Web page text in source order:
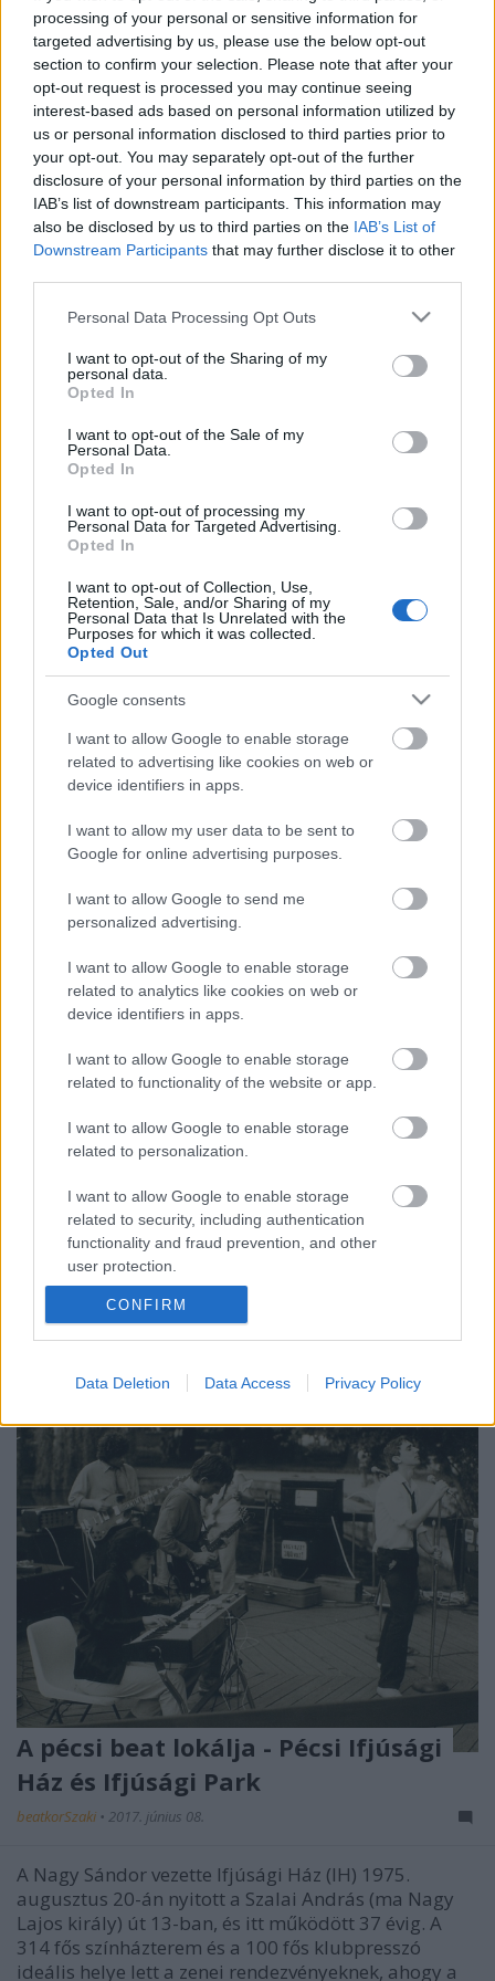
processing of your personal or sensitive information for
targeted advertising by us, please use the below opt-out
section to confirm your selection. Please note that after your
opt-out request is processed you may continue seeing
interest-based ads based on personal information utilized by
us or personal information disclosed to third parties prior to
your opt-out. You may separately opt-out of the further
disclosure of your personal information by third parties on the
IAB’s list of downstream participants. This information may
also be disclosed by us to third parties on the IAB’s List of
Downstream Participants that may further disclose it to other
Please note that this website/app uses one or more Google
not limited to your visit or usage behaviour. You may click to
grant or deny consent to Google and its third-party tags to
use your data for below specified purposes in below Google
consent section.
Personal Data Processing Opt Outs
I want to opt-out of the Sharing of my
personal data.
Opted In
I want to opt-out of the Sale of my
Personal Data.
Opted In
I want to opt-out of processing my
Personal Data for Targeted Advertising.
Opted In
I want to opt-out of Collection, Use,
Retention, Sale, and/or Sharing of my
Personal Data that Is Unrelated with the
Purposes for which it was collected.
Opted Out
Google consents
I want to allow Google to enable storage
related to advertising like cookies on web or
device identifiers in apps.
I want to allow my user data to be sent to
Google for online advertising purposes.
I want to allow Google to send me
personalized advertising.
I want to allow Google to enable storage
related to analytics like cookies on web or
device identifiers in apps.
I want to allow Google to enable storage
related to functionality of the website or app.
I want to allow Google to enable storage
related to personalization.
I want to allow Google to enable storage
related to security, including authentication
functionality and fraud prevention, and other
user protection.
CONFIRM
Data Deletion Data Access Privacy Policy
Akit a Kalapács ereje megcsapott
A hősöm és én
beatkorSzaki•2024. augusztus 26.
született srác ‒ nevezzük Krisztiánnak ‒, akit már
csecsemő korában beszippantott a zene szeretete.
Pechjére, apja leginkább Deep Purple-t, Led
Zeppelint és Uriah Heepet hallgatott a húsz
négyzetméteres garzonjukban, így az anyatej mellett
csak hard…
Mégsem kell gyógyszer a
metálkoncertekhez!
„Hogyha hallom én, minden az enyém” –
koncerttörténetek
beatkorSzaki•2021. január 19.
Életem első koncertélménye egy akkoriban
Magyarországon feltörekvő divatos zenei
irányzathoz, a heavy metalhoz köthető. Már 11
évesen hallgattam a „fekete bárányok” kalóz-, illetve
hivatalos műsoros kazettáit a tíz évvel idősebb
bátyám jóvoltából, és közülük is voltak, akik
A pécsi beat lokálja - Pécsi Ifjúsági
Ház és Ifjúsági Park
beatkorSzaki • 2017. június 08.
A Nagy Sándor vezette Ifjúsági Ház (IH) 1975.
augusztus 20-án nyitott a Szalai András (ma Nagy
Lajos király) út 13-ban, és itt működött 37 évig. A
314 fős színházterem és a 100 fős klubpresszó
ideális helye lett a zenei rendezvényeknek, ahogy a